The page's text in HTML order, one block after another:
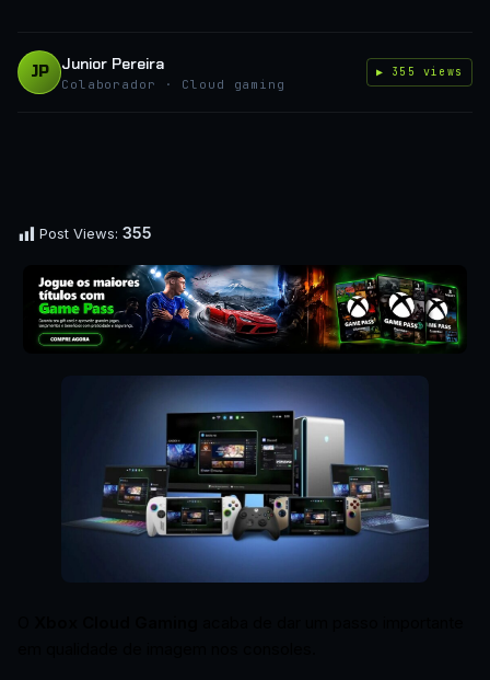
JP Junior Pereira
Colaborador · Cloud gaming
▶ 355 views
Post Views: 355